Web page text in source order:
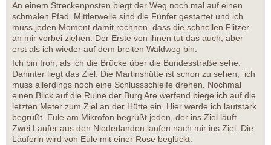
An einem Streckenposten biegt der Weg noch mal auf einen
schmalen Pfad. Mittlerweile sind die Fünfer gestartet und ich
muss jeden Moment damit rechnen, dass die schnellen Flitzer
an mir vorbei ziehen. Der Erste von ihnen tut das auch, aber
erst als ich wieder auf dem breiten Waldweg bin.
Ich bin froh, als ich die Brücke über die Bundesstraße sehe.
Dahinter liegt das Ziel. Die Martinshütte ist schon zu sehen, ich
muss allerdings noch eine Schlussschleife drehen. Nochmal
einen Blick auf die Ruine der Burg Are werfend biege ich auf die
letzten Meter zum Ziel an der Hütte ein. Hier werde ich lautstark
begrüßt. Eule am Mikrofon begrüßt jeden, der ins Ziel läuft.
Zwei Läufer aus den Niederlanden laufen nach mir ins Ziel. Die
Läuferin wird von Eule mit einer Rose beglückt.